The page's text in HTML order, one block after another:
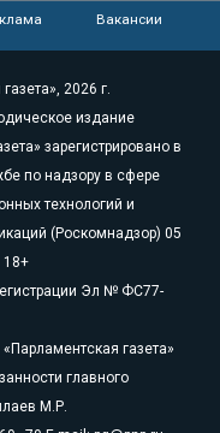
Вакансии
2026 г.
издание
зарегистрировано в
по надзору в сфере
технологий и
(Роскомнадзор) 05
18+
Эл № ФС77-
газета»
главного
М.Р.